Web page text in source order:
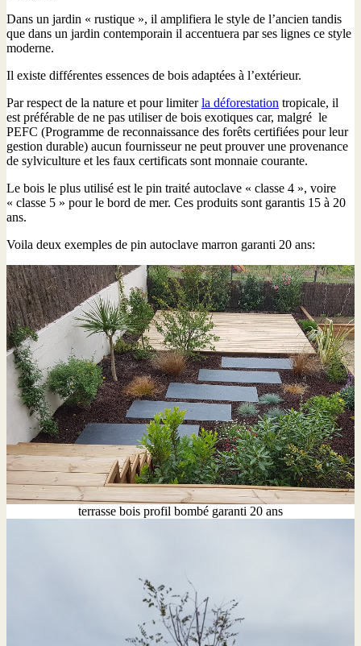
Dans un jardin « rustique », il amplifiera le style de l’ancien tandis
que dans un jardin contemporain il accentuera par ses lignes ce style
moderne.
Il existe différentes essences de bois adaptées à l’extérieur.
Par respect de la nature et pour limiterla déforestation tropicale, il
est préférable de ne pas utiliser de bois exotiques car, malgré le
PEFC (Programme de reconnaissance des forêts certifiées pour leur
gestion durable) aucun fournisseur ne peut prouver une provenance
de sylviculture et les faux certificats sont monnaie courante.
Le bois le plus utilisé est le pin traité autoclave « classe 4 », voire
« classe 5 » pour le bord de mer. Ces produits sont garantis 15 à 20
ans.
Voila deux exemples de pin autoclave marron garanti 20 ans:
terrasse bois profil bombé garanti 20 ans